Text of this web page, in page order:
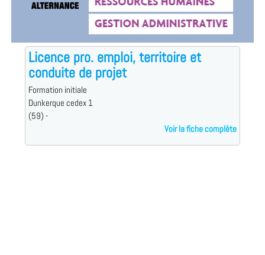
Licence pro. emploi, territoire et
conduite de projet
Formation initiale
Dunkerque cedex 1
(59) -
Voir la fiche complète